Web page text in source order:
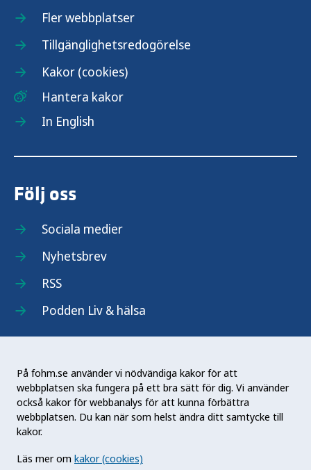
På fohm.se använder vi nödvändiga kakor för att
webbplatsen ska fungera på ett bra sätt för dig. Vi använder
också kakor för webbanalys för att kunna förbättra
webbplatsen. Du kan när som helst ändra ditt samtycke till
kakor.
Läs mer om kakor (cookies)
Fler webbplatser
Tillgänglighetsredogörelse
Kakor (cookies)
Hantera kakor
In English
Följ oss
Sociala medier
Nyhetsbrev
RSS
Podden Liv & hälsa
Folkhälsomyndigheten (Fohm) är en nationell
kunskapsmyndighet som arbetar för en bättre
folkhälsa. Det gör myndigheten genom att